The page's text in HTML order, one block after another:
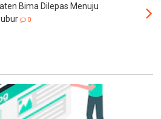
Bima Dilepas Menuju
0